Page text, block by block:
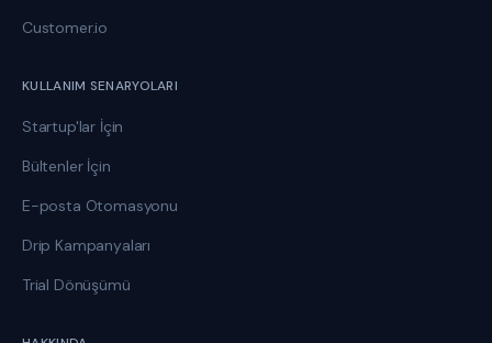
Customer.io
KULLANIM SENARYOLARI
Startup'lar İçin
Bültenler İçin
E-posta Otomasyonu
Drip Kampanyaları
Trial Dönüşümü